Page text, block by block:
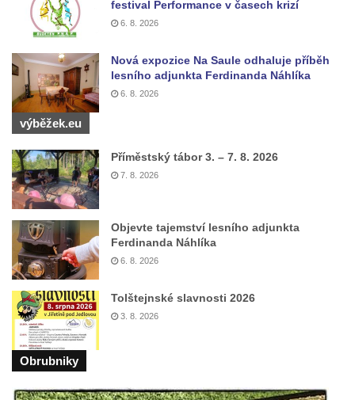
Hrob Ondreje Gurina na hřbitově ve Velkém
Šenově
Hrob Heinricha Hoffmanna na hřbitově ve
Velkém Šenově
Hrob Heinricha Wünscheho na hřbitově ve
Velkém Šenově
Velkém Šenově
Kenotaf Gerharda Adolfa Johanna Sauera
na hřbitově ve Velkém Šenově
Pomník obětem 1. světové války před
kostelem svatého Bartoloměje ve Velkém
Šenově
Kenotaf Václava Liprta na hřbitově v
Cítolibech
Kenotaf Františka Malypetra na hřbitově v
Cítolibech
Hrob Derbákových na hřbitově v Cítolibech
festival Performance v časech krizí
6. 8. 2026
Nová expozice Na Saule odhaluje příběh
lesního adjunkta Ferdinanda Náhlíka
6. 8. 2026
výběžek.eu
Příměstský tábor 3. – 7. 8. 2026
7. 8. 2026
Objevte tajemství lesního adjunkta
Ferdinanda Náhlíka
6. 8. 2026
Tolštejnské slavnosti 2026
3. 8. 2026
Obrubniky